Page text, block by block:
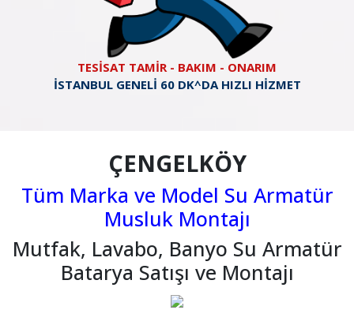
TESİSAT TAMİR - BAKIM - ONARIM
İSTANBUL GENELİ 60 DK^DA HIZLI HİZMET
ÇENGELKÖY
Tüm Marka ve Model Su Armatür
Musluk Montajı
Mutfak, Lavabo, Banyo Su Armatür
Batarya Satışı ve Montajı